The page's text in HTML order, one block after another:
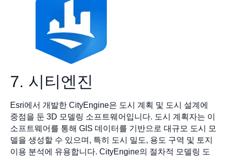
7. 시티엔진
Esri에서 개발한 CityEngine은 도시 계획 및 도시 설계에
중점을 둔 3D 모델링 소프트웨어입니다. 도시 계획자는 이
소프트웨어를 통해 GIS 데이터를 기반으로 대규모 도시 모
델을 생성할 수 있으며, 특히 도시 밀도, 용도 구역 및 토지
이용 분석에 유용합니다. CityEngine의 절차적 모델링 도